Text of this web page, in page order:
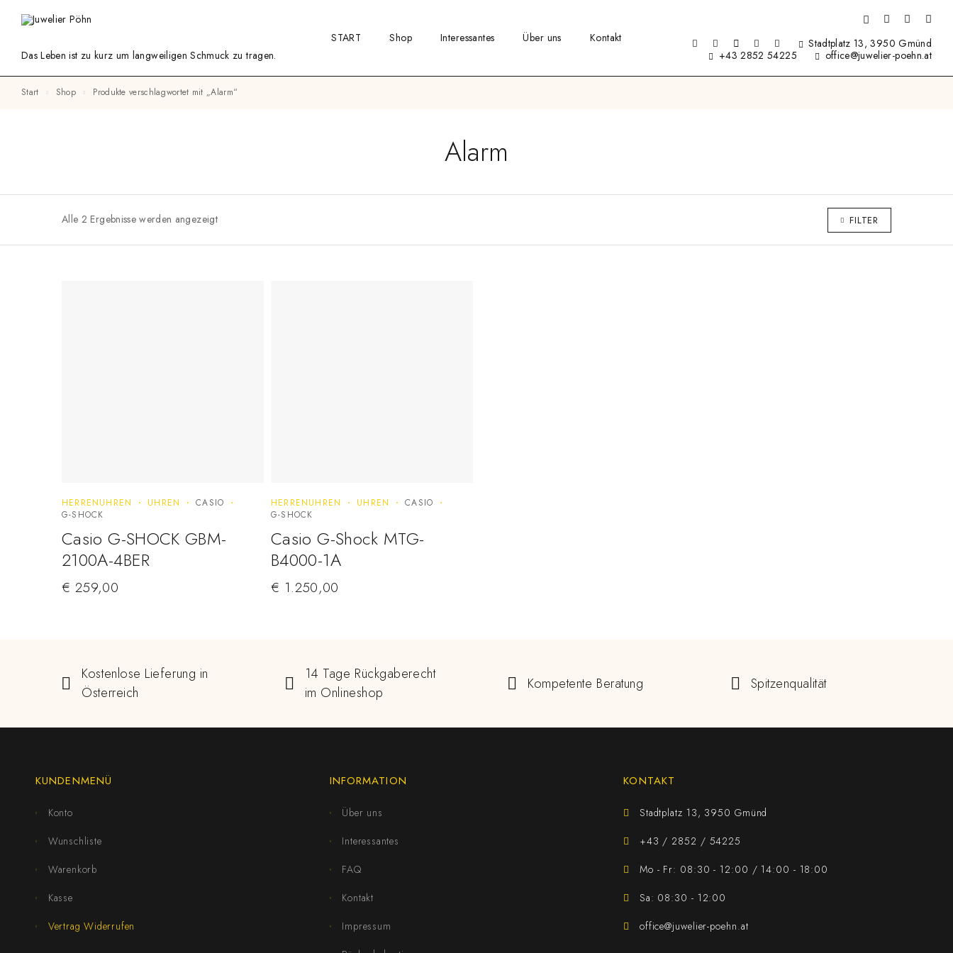
Das Leben ist zu kurz um langweiligen Schmuck zu tragen.
START Shop Interessantes Über uns Kontakt
Stadtplatz 13, 3950 Gmünd
+43 2852 54225
office@juwelier-poehn.at
Start Shop Produkte verschlagwortet mit „Alarm“
Alarm
Alle 2 Ergebnisse werden angezeigt FILTER
HERRENUHREN UHREN
CASIO
G-SHOCK
Casio G-SHOCK GBM-
2100A-4BER
€ 259,00
HERRENUHREN UHREN
CASIO
G-SHOCK
Casio G-Shock MTG-
B4000-1A
€ 1.250,00
Kostenlose Lieferung in
Österreich
14 Tage Rückgaberecht
im Onlineshop
Kompetente Beratung Spitzenqualität
KUNDENMENÜ
Konto
Wunschliste
Warenkorb
Kasse
Vertrag Widerrufen
INFORMATION
Über uns
Interessantes
FAQ
Kontakt
Impressum
KONTAKT
Stadtplatz 13, 3950 Gmünd
+43 / 2852 / 54225
Mo - Fr: 08:30 - 12:00 / 14:00 - 18:00
Sa: 08:30 - 12:00
office@juwelier-poehn.at